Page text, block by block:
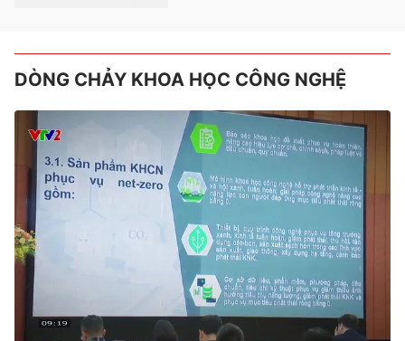
DÒNG CHẢY KHOA HỌC CÔNG NGHỆ